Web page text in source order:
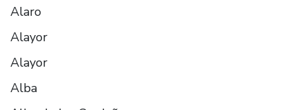
Alaro
Alayor
Alayor
Alba